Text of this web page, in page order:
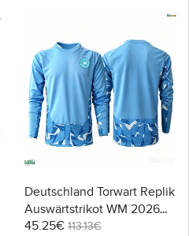
Deutschland Torwart Replik
Auswärtstrikot WM 2026
Langarm
45.25€ 113.13€